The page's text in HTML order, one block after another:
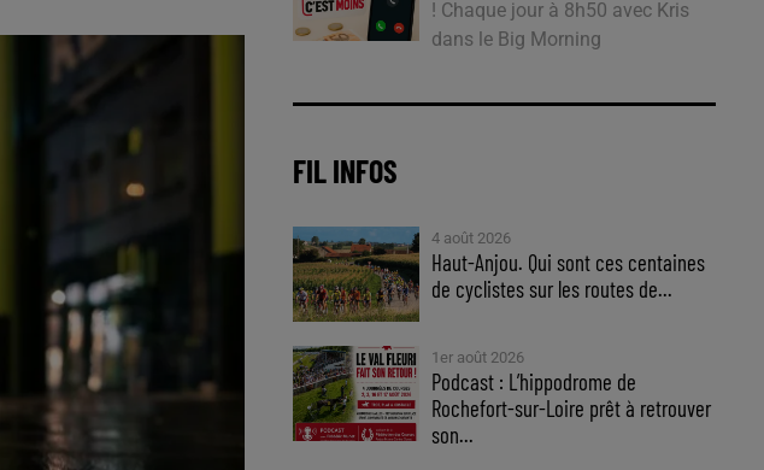
! Chaque jour à 8h50 avec Kris
dans le Big Morning
FIL INFOS
4 août 2026
Haut-Anjou. Qui sont ces centaines
de cyclistes sur les routes de...
1er août 2026
Podcast : L’hippodrome de
Rochefort-sur-Loire prêt à retrouver
son...